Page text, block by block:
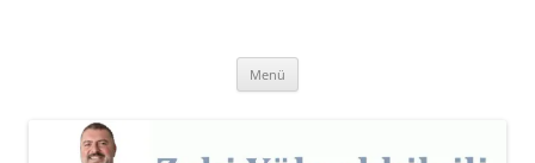
Kişisel Web Sitesi.
Menü